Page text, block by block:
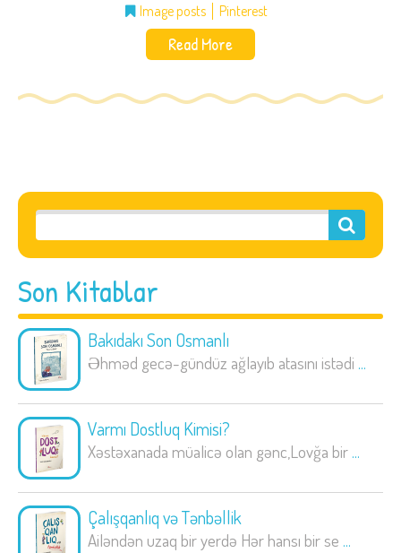
Son Kitablar
Bakıdakı Son Osmanlı
Əhməd gecə-gündüz ağlayıb atasını istədi ...
Varmı Dostluq Kimisi?
Xəstəxanada müalicə olan gənc,Lovğa bir ...
Çalışqanlıq və Tənbəllik
Ailəndən uzaq bir yerdə Hər hansı bir se ...
Image posts Pinterest
Read More